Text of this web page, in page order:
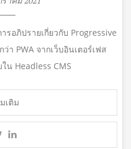
รอภิปรายเกี่ยวกับ Progressive
ว่า PWA จากเว็บอินเตอร์เฟส
น Headless CMS
เติม